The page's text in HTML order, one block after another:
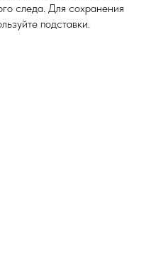
следа. Для сохранения
подставки.